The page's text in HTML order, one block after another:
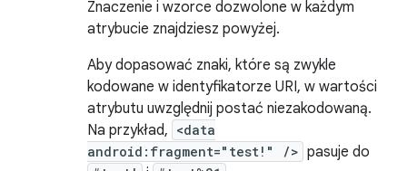
Znaczenie i wzorce dozwolone w każdym
atrybucie znajdziesz powyżej.
Aby dopasować znaki, które są zwykle
kodowane w identyfikatorze URI, w wartości
atrybutu uwzględnij postać niezakodowaną.
Na przykład, <data
android:fragment="test!" /> pasuje do